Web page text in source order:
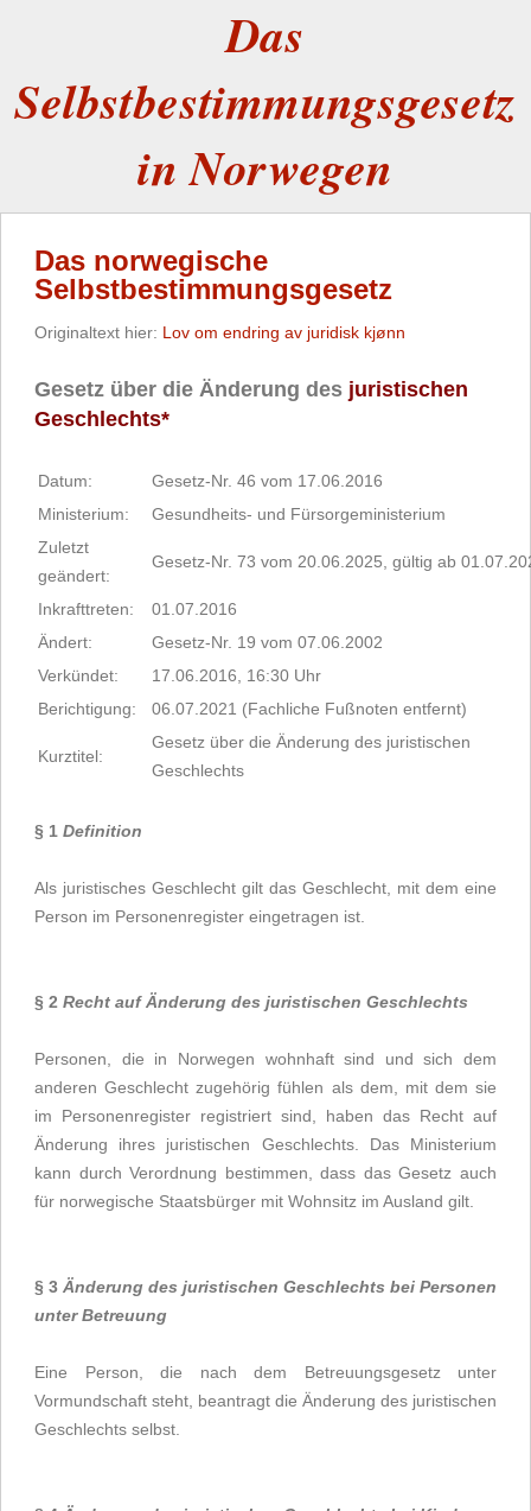
Das
Selbstbestimmungsgesetz
in Norwegen
Das norwegische
Selbstbestimmungsgesetz
Originaltext hier: Lov om endring av juridisk kjønn
Gesetz über die Änderung des juristischen
Geschlechts*
Datum:
Gesetz-Nr. 46 vom 17.06.2016
Ministerium:
Gesundheits- und Fürsorgeministerium
Zuletzt
geändert:
Gesetz-Nr. 73 vom 20.06.2025, gültig ab
Inkrafttreten:
01.07.2016
Ändert:
Gesetz-Nr. 19 vom 07.06.2002
Verkündet:
17.06.2016, 16:30 Uhr
Berichtigung:
06.07.2021 (Fachliche Fußnoten entfernt)
Kurztitel:
Gesetz über die Änderung des juristischen
Geschlechts
§ 1 Definition
Als juristisches Geschlecht gilt das Geschlecht, mit dem eine
Person im Personenregister eingetragen ist.
§ 2 Recht auf Änderung des juristischen Geschlechts
Personen, die in Norwegen wohnhaft sind und sich dem
anderen Geschlecht zugehörig fühlen als dem, mit dem sie
im Personenregister registriert sind, haben das Recht auf
Änderung ihres juristischen Geschlechts. Das Ministerium
kann durch Verordnung bestimmen, dass das Gesetz auch
für norwegische Staatsbürger mit Wohnsitz im Ausland gilt.
§ 3 Änderung des juristischen Geschlechts bei Personen
unter Betreuung
Eine Person, die nach dem Betreuungsgesetz unter
Vormundschaft steht, beantragt die Änderung des juristischen
Geschlechts selbst.